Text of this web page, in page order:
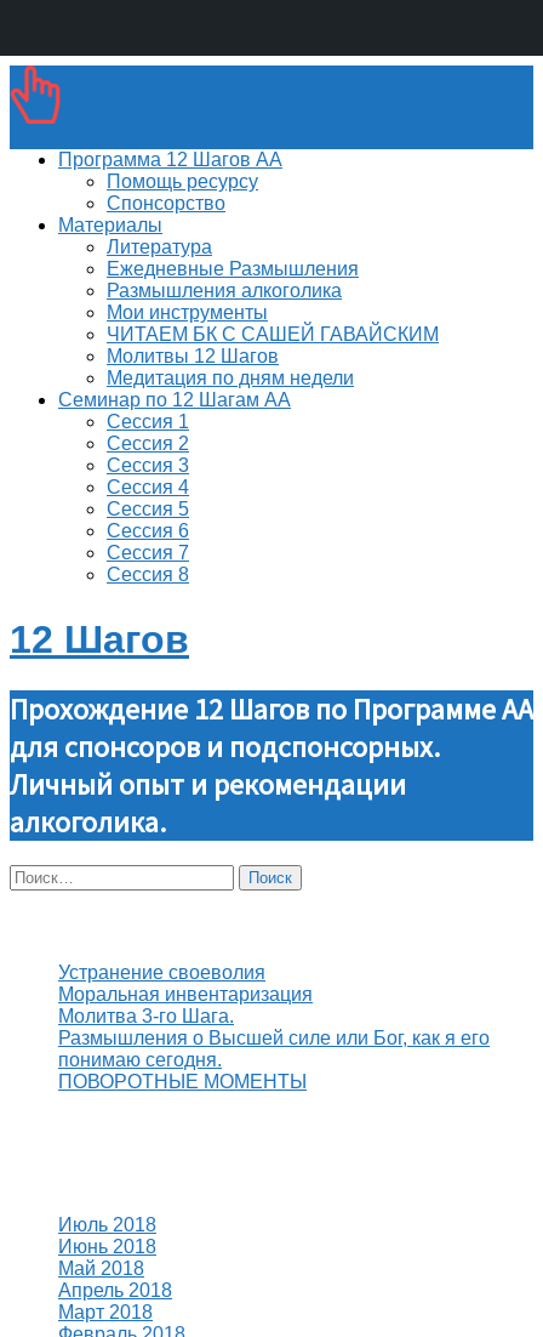
Программа 12 Шагов АА
Помощь ресурсу
Спонсорство
Материалы
Литература
Ежедневные Размышления
Размышления алкоголика
Мои инструменты
ЧИТАЕМ БК С САШЕЙ ГАВАЙСКИМ
Молитвы 12 Шагов
Медитация по дням недели
Семинар по 12 Шагам АА
Сессия 1
Сессия 2
Сессия 3
Сессия 4
Сессия 5
Сессия 6
Сессия 7
Сессия 8
12 Шагов
Прохождение 12 Шагов по Программе АА
для спонсоров и подспонсорных.
Личный опыт и рекомендации
алкоголика.
Найти:
Устранение своеволия
Моральная инвентаризация
Молитва 3-го Шага.
Размышления о Высшей силе или Бог, как я его
понимаю сегодня.
ПОВОРОТНЫЕ МОМЕНТЫ
Июль 2018
Июнь 2018
Май 2018
Апрель 2018
Март 2018